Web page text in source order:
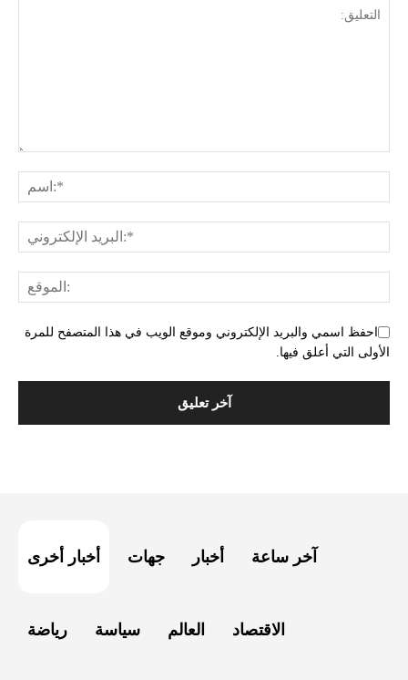
احفظ اسمي والبريد الإلكتروني وموقع الويب في هذا المتصفح للمرة
الأولى التي أعلق فيها.
أخبار أخرى جهات أخبار آخر ساعة
رياضة سياسة العالم الاقتصاد